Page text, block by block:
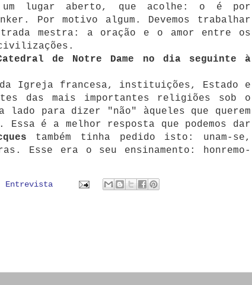
lugar aberto, que acolhe: o é por
Por motivo algum. Devemos trabalhar
mestra: a oração e o amor entre os
de Notre Dame no dia seguinte à
da Igreja francesa, instituições, Estado e
das mais importantes religiões sob o
lado para dizer "não" àqueles que querem
é a melhor resposta que podemos dar
também tinha pedido isto: unam-se,
Esse era o seu ensinamento: honremo-
Entrevista